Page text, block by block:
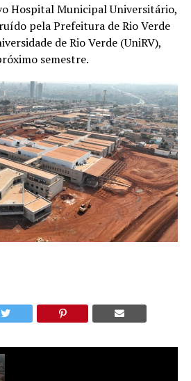
Hospital Municipal Universitário,
pela Prefeitura de Rio Verde
de Rio Verde (UniRV),
semestre.